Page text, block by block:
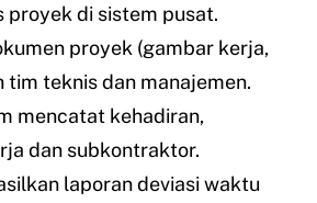
proyek di sistem pusat.
proyek (gambar kerja,
tim teknis dan manajemen.
mencatat kehadiran,
dan subkontraktor.
laporan deviasi waktu